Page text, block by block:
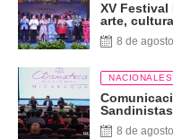
XV
arte, cultura
8 de
NACIONALES
Norton
8 de